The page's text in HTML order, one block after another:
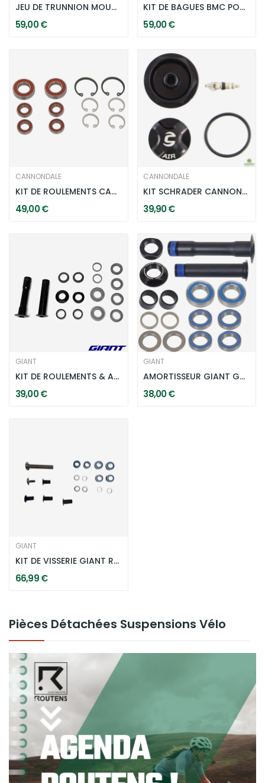
Pièces Détachées Suspensions Vélo
JEU DE TRUNNION MOUNT FRAME BUSHINGS POUR...
59,00 €
KIT DE BAGUES BMC POUR SPEEDFOX 01/02
59,00 €
CANNONDALE
KIT DE ROULEMENTS CANNONDALE MOTERRA
49,00 €
CANNONDALE
KIT SCHRADER CANNONDALE POUR FOURCHES LEFTY 2.0
39,90 €
GIANT
KIT DE ROULEMENTS & AXES INFÉRIEURS POUR GIANT...
39,00 €
GIANT
AMORTISSEUR GIANT GSG040 LOWER LINKAGE BOLTS
38,00 €
GIANT
KIT DE VISSERIE GIANT ROCK ARM BOLT - ANTHEM /...
66,99 €